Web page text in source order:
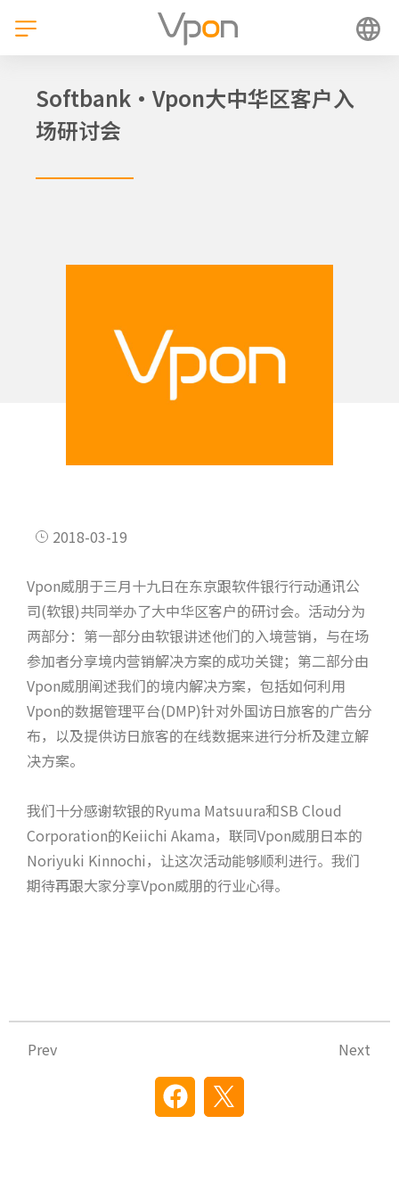
Softbank·Vpon大中华区客户入
场研讨会
2018-03-19
Vpon威朋于三月十九日在东京跟软件银行行动通讯公
司(软银)共同举办了大中华区客户的研讨会。活动分为
两部分：第一部分由软银讲述他们的入境营销，与在场
参加者分享境内营销解决方案的成功关键；第二部分由
Vpon威朋阐述我们的境内解决方案，包括如何利用
Vpon的数据管理平台(DMP)针对外国访日旅客的广告分
布，以及提供访日旅客的在线数据来进行分析及建立解
决方案。
我们十分感谢软银的Ryuma Matsuura和SB Cloud
Corporation的Keiichi Akama，联同Vpon威朋日本的
Noriyuki Kinnochi，让这次活动能够顺利进行。我们
期待再跟大家分享Vpon威朋的行业心得。
Prev Next